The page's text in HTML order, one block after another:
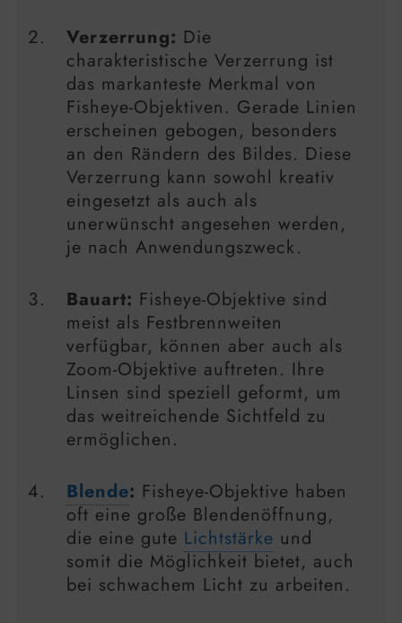
Verzerrung: Die
charakteristische Verzerrung ist
das markanteste Merkmal von
Fisheye-Objektiven. Gerade Linien
erscheinen gebogen, besonders
an den Rändern des Bildes. Diese
Verzerrung kann sowohl kreativ
eingesetzt als auch als
unerwünscht angesehen werden,
je nach Anwendungszweck.
Bauart: Fisheye-Objektive sind
meist als Festbrennweiten
verfügbar, können aber auch als
Zoom-Objektive auftreten. Ihre
Linsen sind speziell geformt, um
das weitreichende Sichtfeld zu
ermöglichen.
Blende: Fisheye-Objektive haben
oft eine große Blendenöffnung,
die eine gute Lichtstärke und
somit die Möglichkeit bietet, auch
bei schwachem Licht zu arbeiten.